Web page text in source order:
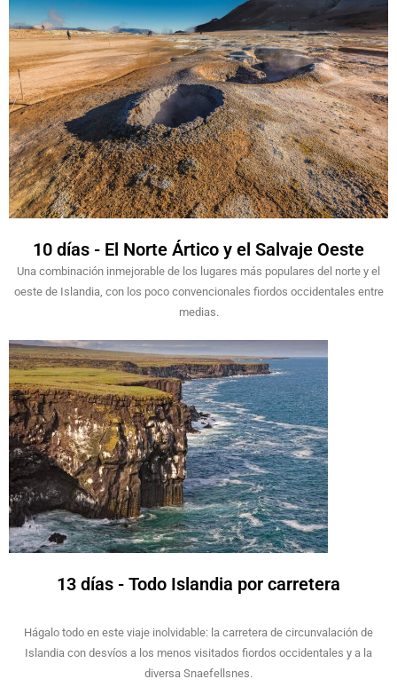
10 días - El Norte Ártico y el Salvaje Oeste
Una combinación inmejorable de los lugares más populares del norte y el
oeste de Islandia, con los poco convencionales fiordos occidentales entre
medias.
13 días - Todo Islandia por carretera
Hágalo todo en este viaje inolvidable: la carretera de circunvalación de
Islandia con desvíos a los menos visitados fiordos occidentales y a la
diversa Snaefellsnes.